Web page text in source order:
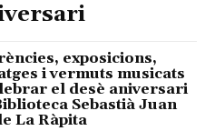
exposicions,
i vermuts musicats
el desè aniversari
Sebastià Juan
La Ràpita